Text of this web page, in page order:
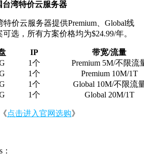
湾特价云服务器
特价云服务器提供Premium、Global线
选，所有方案价格均为$24.99/年。
IP 带宽/流量
1个 Premium 5M/不限流
1个
Premium 10M/1T
1个 Global 10M/不限流
1个 Global 20M/1T
《点击进入官网选购》